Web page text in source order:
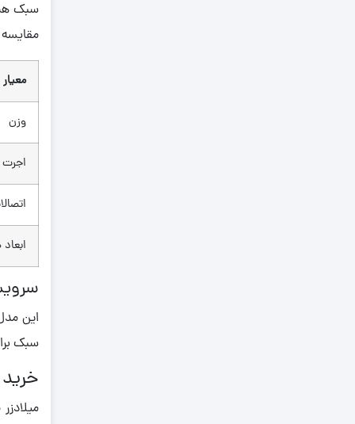
سبک
معیار
وزن
اجرت
این
سبک